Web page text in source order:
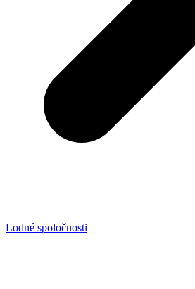
Lodné spoločnosti